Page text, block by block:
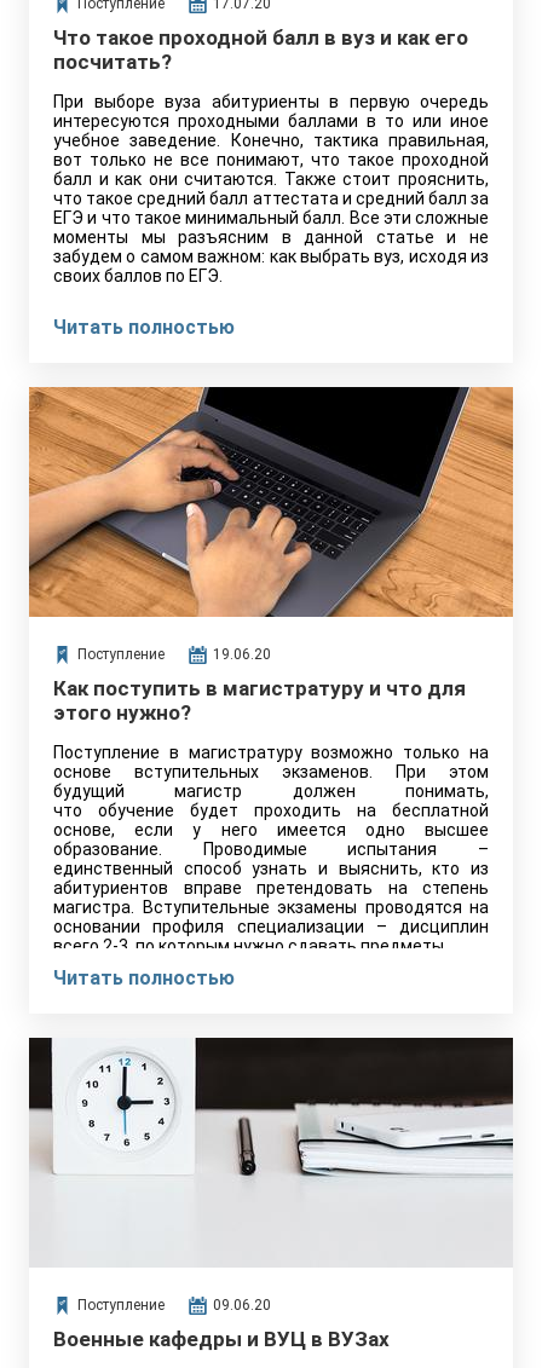
Поступление 17.07.20
Что такое проходной балл в вуз и как его
посчитать?
При выборе вуза абитуриенты в первую очередь
интересуются проходными баллами в то или иное
учебное заведение. Конечно, тактика правильная,
вот только не все понимают, что такое проходной
балл и как они считаются. Также стоит прояснить,
что такое средний балл аттестата и средний балл за
ЕГЭ и что такое минимальный балл. Все эти сложные
моменты мы разъясним в данной статье и не
забудем о самом важном: как выбрать вуз, исходя из
своих баллов по ЕГЭ.
Читать полностью
Поступление 19.06.20
Как поступить в магистратуру и что для
этого нужно?
Поступление в магистратуру возможно только на
основе вступительных экзаменов. При этом
будущий магистр должен понимать,
что обучение будет проходить на бесплатной
основе, если у него имеется одно высшее
образование. Проводимые испытания –
единственный способ узнать и выяснить, кто из
абитуриентов вправе претендовать на степень
магистра. Вступительные экзамены проводятся на
основании профиля специализации – дисциплин
всего 2-3, по которым нужно сдавать предметы.
Читать полностью
Поступление 09.06.20
Военные кафедры и ВУЦ в ВУЗах